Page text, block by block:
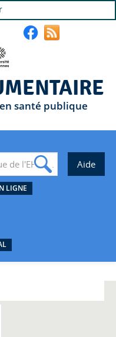
santé publique
LIGNE